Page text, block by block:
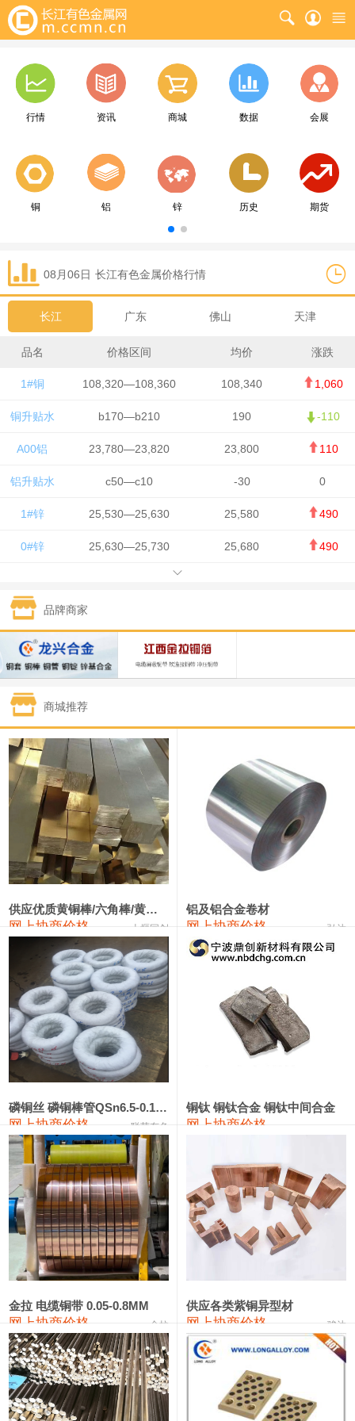
行情 资讯 商城 数据 会展
铜 铝 锌 历史 期货
08月06日 长江有色金属价格行情
长江 广东 佛山 天津
品名 价格区间 均价 涨跌
1#铜 108,320—108,360 108,340 1,060
铜升贴水 b170—b210 190 -110
A00铝 23,780—23,820 23,800 110
铝升贴水 c50—c10 -30 0
1#锌 25,530—25,630 25,580 490
0#锌 25,630—25,730 25,680 490
1#锡 434,750—436,750
1#镍 131,200—132,400
1#白银 15,170—15,180 15,175 615
钯金
1#钴 331,000—351,000
1#锑 88,000—94,000 91,000
2#锑 84,000—90,000 87,000 0
1#镁 17,000—18,000 17,500
1#电解锰(99.7%袋装) 17,900—18,100 18,000
1#电解锰 18,800—19,000 18,900
1#铬 60,000—82,000
2202#硅 14,100—14,300
553#硅 9,200—9,400 9,300
3303#硅 10,300—10,500 10,400
441#硅 9,500—9,700
金属硅553#-331# 10,000 0
漆包线 111,610—115,610 113,610
磷铜合金 110,400—117,200 113,800 1,050
无氧铜丝(硬) 109,350—109,650 109,500
R410A专用紫铜管 113,340—113,340
铸造铝合金锭(A380） 26,200—26,400 26,300 100
铝合金ADC12 24,100—24,300 100
铸造铝合金锭(ZL102) 24,100—24,300 24,200
品牌商家
商城推荐
供应优质黄铜棒/六角棒/黄铜方板
网上协商价格 十堰同创
铝及铝合金卷材
网上协商价格 弘达
磷铜丝 磷铜棒管QSn6.5-0.1 7-0.2 8-0.3
网上协商价格 联荣有色
铜钛 铜钛合金 铜钛中间合金
网上协商价格
金拉 电缆铜带 0.05-0.8MM
网上协商价格 金拉
供应各类紫铜异型材
网上协商价格 骏达